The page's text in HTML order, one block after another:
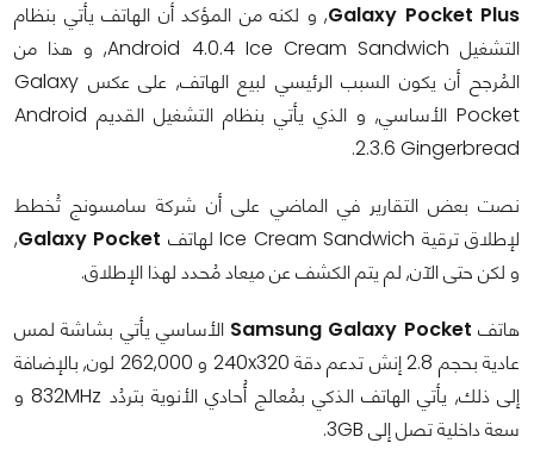
Galaxy Pocket Plus, و لكنه من المؤكد أن الهاتف يأتي بنظام
التشغيل Android 4.0.4 Ice Cream Sandwich, و هذا من
المُرجح أن يكون السبب الرئيسي لبيع الهاتف, على عكس Galaxy
Pocket الأساسي, و الذي يأتي بنظام التشغيل القديم Android
2.3.6 Gingerbread.
نصت بعض التقارير في الماضي على أن شركة سامسونج تُخطط
لإطلاق ترقية Ice Cream Sandwich لهاتف
,
و لكن حتى الآن, لم يتم الكشف عن ميعاد مُحدد لهذا الإطلاق.
هاتف Samsung Galaxy Pocket الأساسي يأتي بشاشة لمس
عادية بحجم 2.8 إنش تدعم دقة 240x320 و 262,000 لون, بالإضافة
إلى ذلك, يأتي الهاتف الذكي بمُعالج أُحادي الأنوية بتردُد 832MHz و
سعة داخلية تصل إلى 3GB.